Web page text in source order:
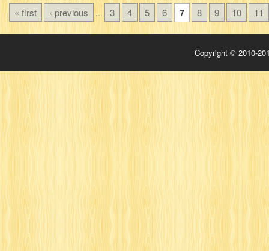
« first ‹ previous … 3 4 5 6 7 8 9 10 11
Copyright © 2010-